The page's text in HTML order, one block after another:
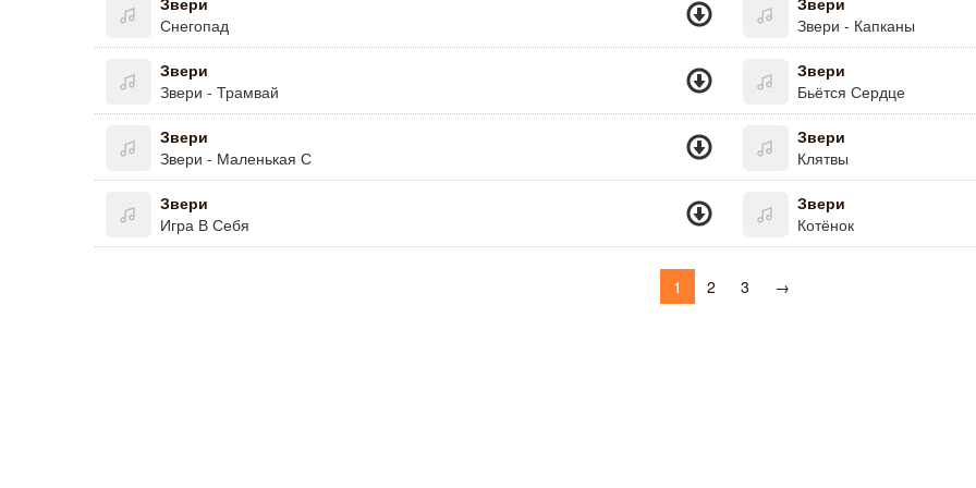
Снегопад
Звери - Капканы
Звери
Звери - Трамвай
Звери
Бьётся Сердце
Звери
Звери - Маленькая С
Звери
Клятвы
Звери
Игра В Себя
Звери
Котёнок
1 2 3 →